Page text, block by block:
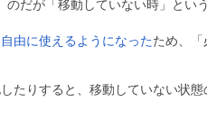
だが「移動していない時」とい
由に使えるようになったため、「
りすると、移動していない状態